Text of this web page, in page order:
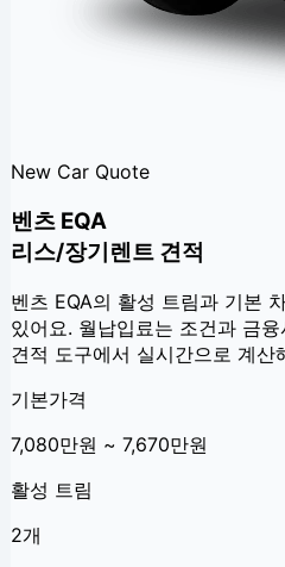
New Car Quote
벤츠 EQA
리스/장기렌트 견적
벤츠 EQA의 활성 트림과 기본
있어요. 월납입료는 조건과 금
견적 도구에서 실시간으로 계산
기본가격
7,080만원 ~ 7,670만원
활성 트림
2개